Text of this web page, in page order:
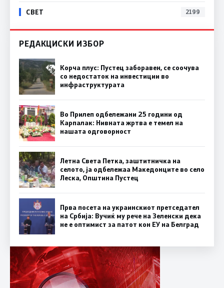
СВЕТ 2199
РЕДАКЦИСКИ ИЗБОР
Корча плус: Пустец заборавен, се соочува
со недостаток на инвестиции во
инфраструктурата
Во Прилеп одбележани 25 години од
Карпалак: Нивната жртва е темел на
нашата одговорност
Летна Света Петка, заштитничка на
селото, ја одбележаа Македонците во село
Леска, Општина Пустец
Прва посета на украинскиот претседател
на Србија: Вучиќ му рече на Зеленски дека
не е оптимист за патот кон ЕУ на Белград